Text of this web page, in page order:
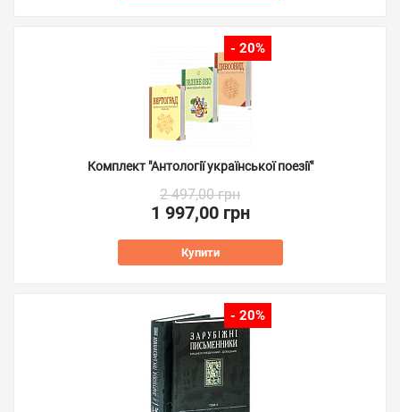
- 20%
Комплект "Антології української поезії"
2 497,00 грн
1 997,00 грн
Купити
- 20%